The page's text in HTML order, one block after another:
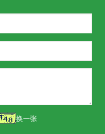
换一张